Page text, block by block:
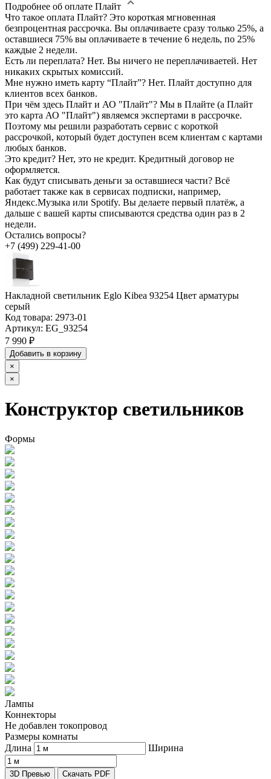
Подробнее об оплате Плайт
Что такое оплата Плайт? Это короткая мгновенная
безпроцентная рассрочка. Вы оплачиваете сразу только 25%, а
оставшиеся 75% вы оплачиваете в течение 6 недель, по 25%
каждые 2 недели.
Есть ли переплата? Нет. Вы ничего не переплачиваетей. Нет
никаких скрытых комиссий.
Мне нужно иметь карту “Плайт”? Нет. Плайт доступно для
клиентов всех банков.
При чём здесь Плайт и АО "Плайт"? Мы в Плайте (а Плайт
это карта АО "Плайт") являемся экспертами в рассрочке.
Поэтому мы решили разработать сервис с короткой
рассрочкой, который будет доступен всем клиентам с картами
любых банков.
Это кредит? Нет, это не кредит. Кредитный договор не
оформляется.
Как будут списывать деньги за оставшиеся части? Всё
работает также как в сервисах подписки, например,
Яндекс.Музыка или Spotify. Вы делаете первый платёж, а
дальше с вашей карты списываются средства один раз в 2
недели.
Остались вопросы?
+7 (499) 229-41-00
Накладной светильник Eglo Kibea 93254 Цвет арматуры
серый
Код товара: 2973-01
Артикул: EG_93254
7 990 ₽
Добавить в корзину
×
×
Конструктор светильников
Формы
Лампы
Коннекторы
Не добавлен токопровод
Размеры комнаты
Длина
Ширина
3D Превью Скачать PDF